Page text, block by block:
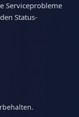
Serviceprobleme
Status-